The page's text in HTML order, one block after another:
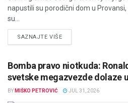
napustili su porodični dom u
su...
SAZNAJTE VIŠEDETAILS
Bomba pravo niotkuda:
svetske megazvezde dolaze
BY MIŠKO PETROVIĆ JUL 31, 2026